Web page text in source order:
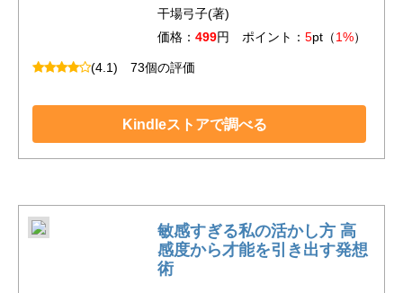
干場弓子(著)
価格： 499円 ポイント： 5pt（1%）
(4.1) 73個の評価
Kindleストアで調べる
敏感すぎる私の活かし方 高
感度から才能を引き出す発想
術